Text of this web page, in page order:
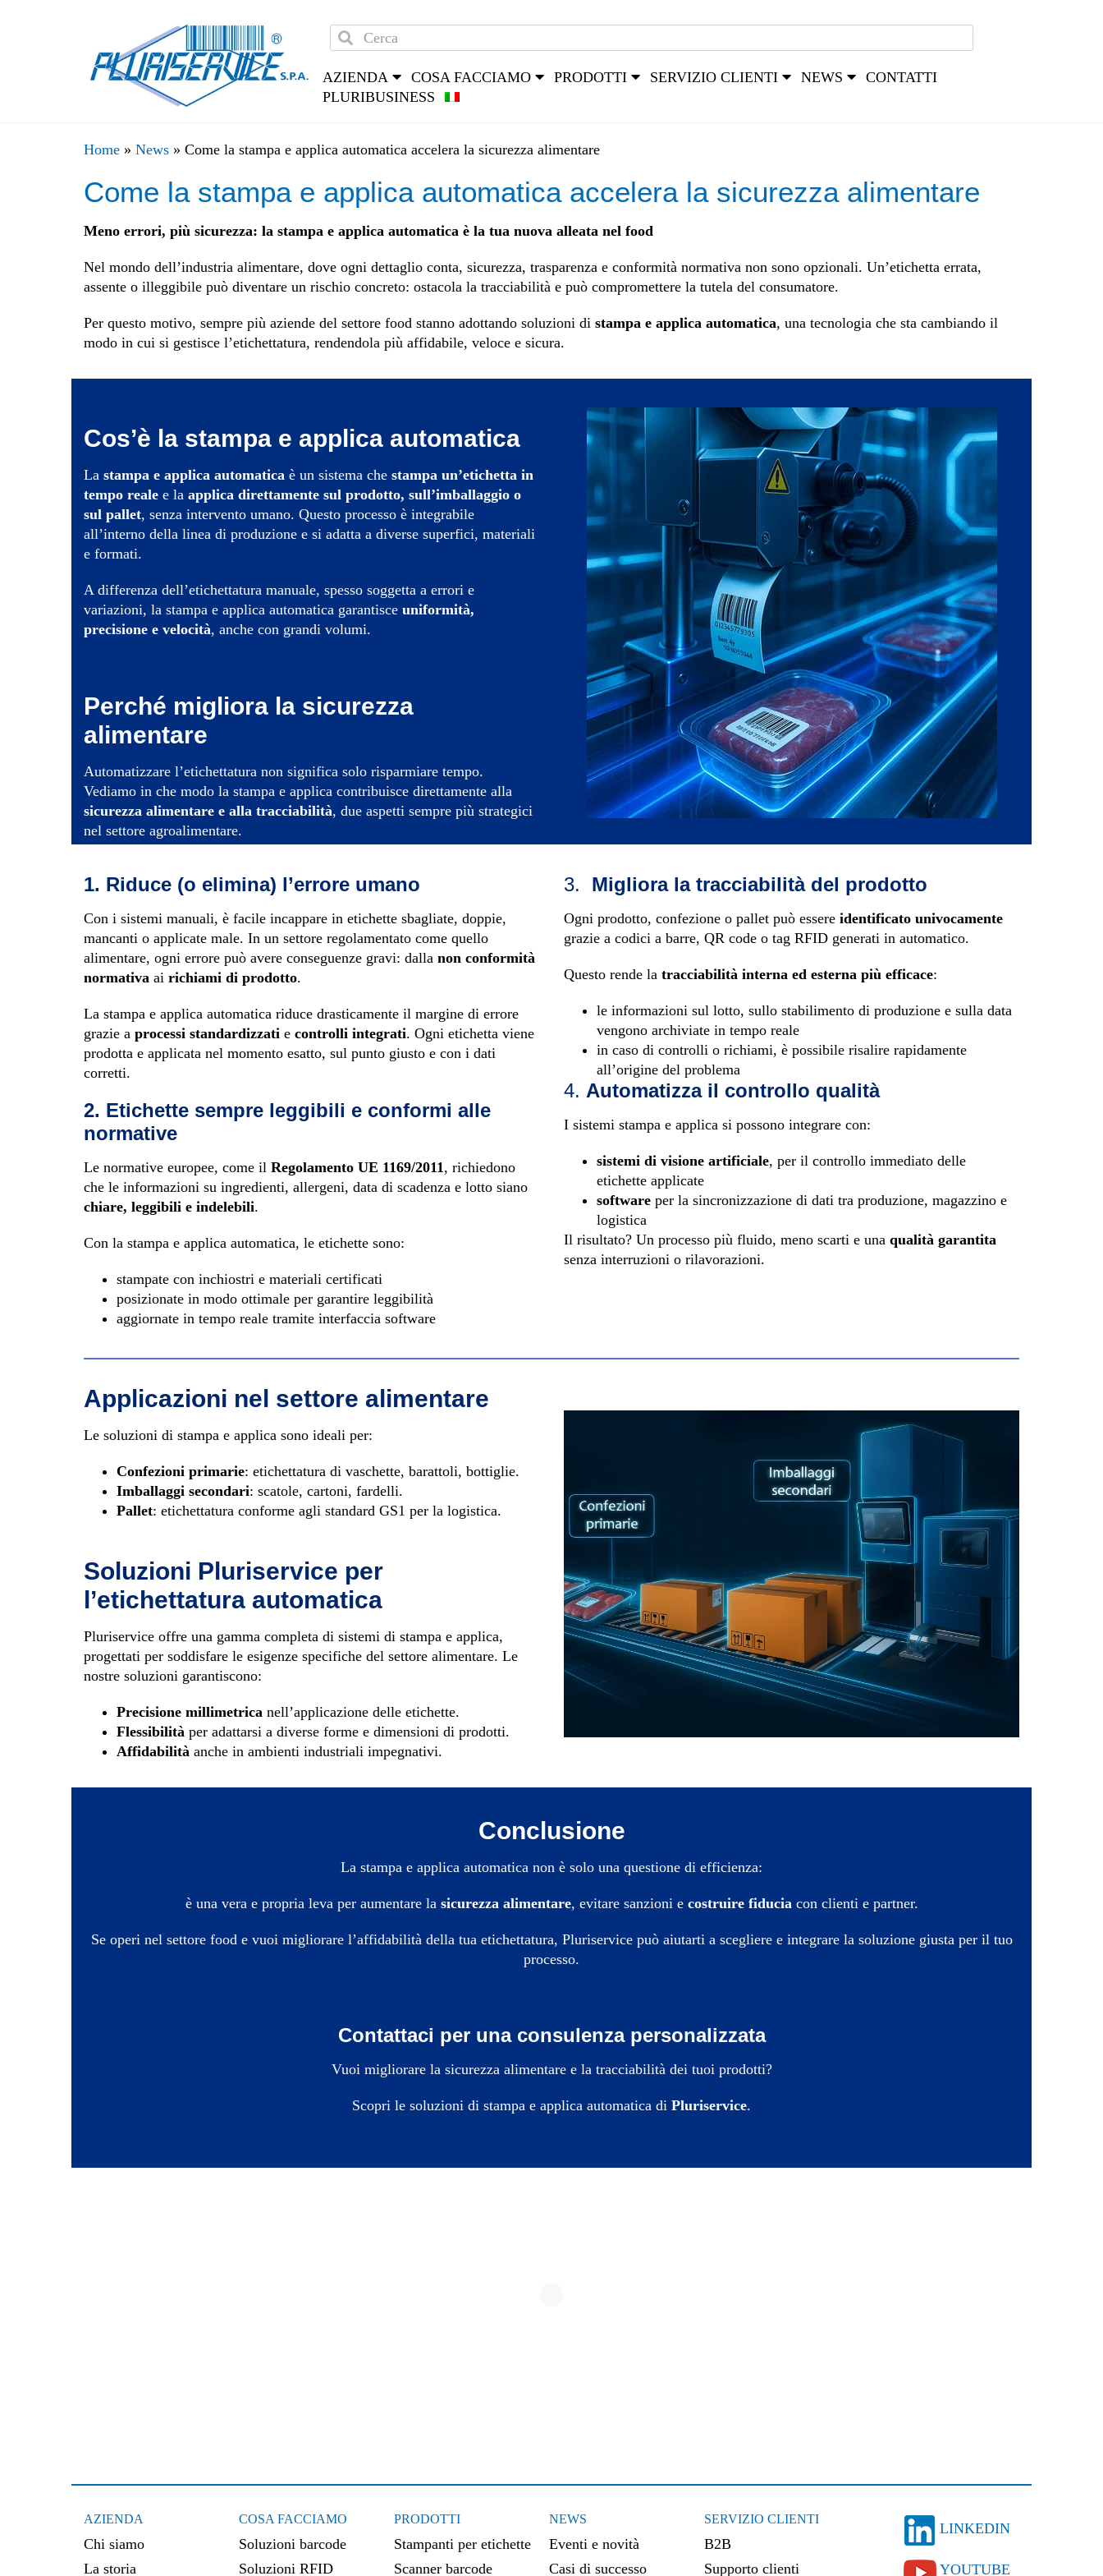
AZIENDA COSA FACCIAMO PRODOTTI SERVIZIO CLIENTI NEWS
CONTATTI
PLURIBUSINESS
Home » News » Come la stampa e applica automatica accelera la sicurezza alimentare
Come la stampa e applica automatica accelera la sicurezza alimentare
Meno errori, più sicurezza: la stampa e applica automatica è la tua nuova alleata nel food
Nel mondo dell’industria alimentare, dove ogni dettaglio conta, sicurezza, trasparenza e conformità normativa non sono opzionali. Un’etichetta errata,
assente o illeggibile può diventare un rischio concreto: ostacola la tracciabilità e può compromettere la tutela del consumatore.
Per questo motivo, sempre più aziende del settore food stanno adottando soluzioni di stampa e applica automatica, una tecnologia che sta cambiando il
modo in cui si gestisce l’etichettatura, rendendola più affidabile, veloce e sicura.
Cos’è la stampa e applica automatica
La stampa e applica automatica è un sistema che stampa un’etichetta in
tempo reale e la applica direttamente sul prodotto, sull’imballaggio o
sul pallet, senza intervento umano. Questo processo è integrabile
all’interno della linea di produzione e si adatta a diverse superfici, materiali
e formati.
A differenza dell’etichettatura manuale, spesso soggetta a errori e
variazioni, la stampa e applica automatica garantisce uniformità,
precisione e velocità, anche con grandi volumi.
Perché migliora la sicurezza
alimentare
Automatizzare l’etichettatura non significa solo risparmiare tempo.
Vediamo in che modo la stampa e applica contribuisce direttamente alla
sicurezza alimentare e alla tracciabilità, due aspetti sempre più strategici
nel settore agroalimentare.
1. Riduce (o elimina) l’errore umano
Con i sistemi manuali, è facile incappare in etichette sbagliate, doppie,
mancanti o applicate male. In un settore regolamentato come quello
alimentare, ogni errore può avere conseguenze gravi: dalla non conformità
normativa ai richiami di prodotto.
La stampa e applica automatica riduce drasticamente il margine di errore
grazie a processi standardizzati e controlli integrati. Ogni etichetta viene
prodotta e applicata nel momento esatto, sul punto giusto e con i dati
corretti.
2. Etichette sempre leggibili e conformi alle
normative
Le normative europee, come il Regolamento UE 1169/2011, richiedono
che le informazioni su ingredienti, allergeni, data di scadenza e lotto siano
chiare, leggibili e indelebili.
Con la stampa e applica automatica, le etichette sono:
stampate con inchiostri e materiali certificati
posizionate in modo ottimale per garantire leggibilità
aggiornate in tempo reale tramite interfaccia software
3. Migliora la tracciabilità del prodotto
Ogni prodotto, confezione o pallet può essere identificato univocamente
grazie a codici a barre, QR code o tag RFID generati in automatico.
Questo rende la tracciabilità interna ed esterna più efficace:
le informazioni sul lotto, sullo stabilimento di produzione e sulla data
vengono archiviate in tempo reale
in caso di controlli o richiami, è possibile risalire rapidamente
all’origine del problema
4. Automatizza il controllo qualità
I sistemi stampa e applica si possono integrare con:
sistemi di visione artificiale, per il controllo immediato delle
etichette applicate
software per la sincronizzazione di dati tra produzione, magazzino e
logistica
Il risultato? Un processo più fluido, meno scarti e una qualità garantita
senza interruzioni o rilavorazioni.
Applicazioni nel settore alimentare
Le soluzioni di stampa e applica sono ideali per:
Confezioni primarie: etichettatura di vaschette, barattoli, bottiglie.
Imballaggi secondari: scatole, cartoni, fardelli.
Pallet: etichettatura conforme agli standard GS1 per la logistica.
Soluzioni Pluriservice per
l’etichettatura automatica
Pluriservice offre una gamma completa di sistemi di stampa e applica,
progettati per soddisfare le esigenze specifiche del settore alimentare. Le
nostre soluzioni garantiscono:
Precisione millimetrica nell’applicazione delle etichette.
Flessibilità per adattarsi a diverse forme e dimensioni di prodotti.
Affidabilità anche in ambienti industriali impegnativi.
Conclusione
La stampa e applica automatica non è solo una questione di efficienza:
è una vera e propria leva per aumentare la sicurezza alimentare, evitare sanzioni e costruire fiduciacon clienti e partner.
Se operi nel settore food e vuoi migliorare l’affidabilità della tua etichettatura, Pluriservice può aiutarti a scegliere e integrare la soluzione giusta per il tuo
processo.
Contattaci per una consulenza personalizzata
Vuoi migliorare la sicurezza alimentare e la tracciabilità dei tuoi prodotti?
Scopri le soluzioni di stampa e applica automatica di Pluriservice.
AZIENDA
Chi siamo
La storia
COSA FACCIAMO
Soluzioni barcode
Soluzioni RFID
PRODOTTI
Stampanti per etichette
Scanner barcode
NEWS
Eventi e novità
Casi di successo
SERVIZIO CLIENTI
B2B
Supporto clienti
LINKEDIN
YOUTUBE